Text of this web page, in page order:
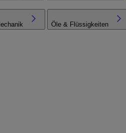
Öle & Flüssigkeiten